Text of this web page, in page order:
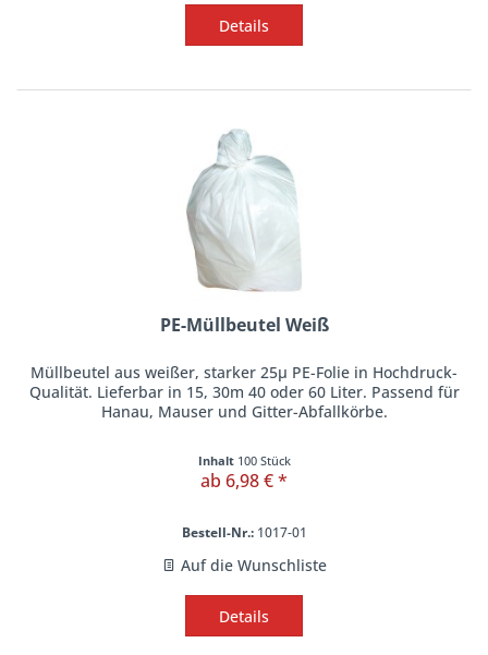
Details
PE-Müllbeutel Weiß
Müllbeutel aus weißer, starker 25µ PE-Folie in Hochdruck-
Qualität. Lieferbar in 15, 30m 40 oder 60 Liter. Passend für
Hanau, Mauser und Gitter-Abfallkörbe.
Inhalt 100 Stück
ab 6,98 € *
Bestell-Nr.:1017-01
Auf die Wunschliste
Details